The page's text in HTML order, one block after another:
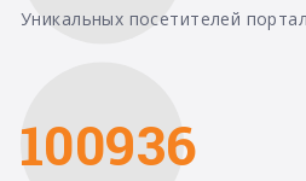
Уникальных посетителей
100936